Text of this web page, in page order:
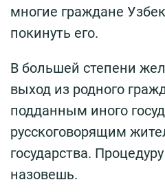
многие граждане
покинуть его.
В большей степени
выход из родного
подданным иного
русскоговорящим
государства.
назовешь.